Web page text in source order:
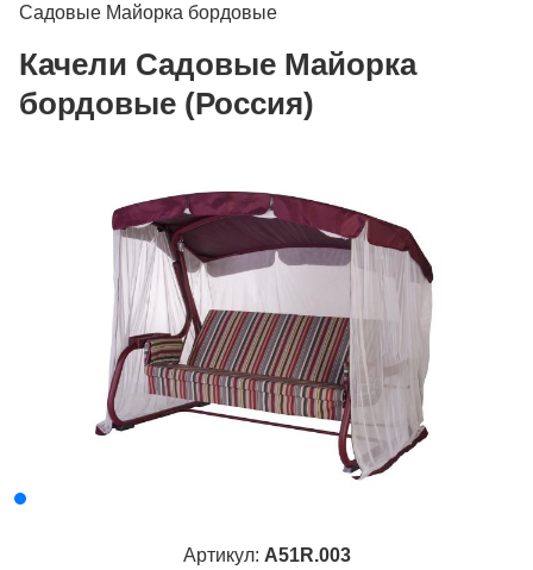
Садовые Майорка бордовые
Качели Садовые Майорка
бордовые (Россия)
Артикул: A51R.003